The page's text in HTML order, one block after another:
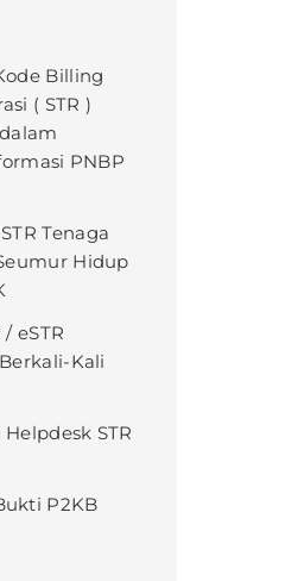
Billing
( STR )
PNBP
Tenaga
Hidup
eSTR
Kali
STR
P2KB